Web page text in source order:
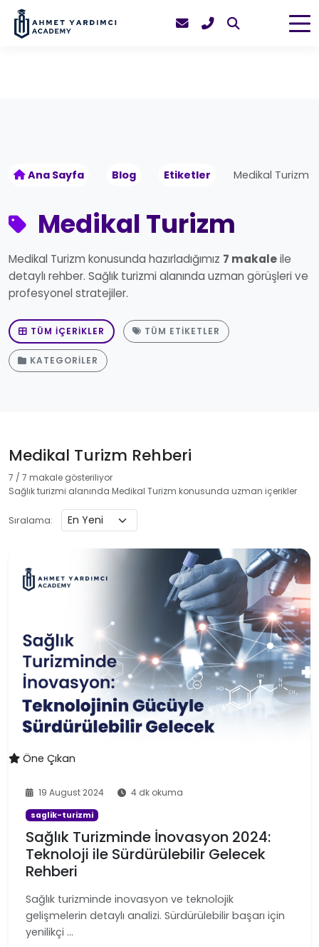
Ana Sayfa Blog Etiketler Medikal Turizm
Medikal Turizm
Medikal Turizm konusunda hazırladığımız 7 makaleile
detaylı rehber. Sağlık turizmi alanında uzman görüşleri ve
profesyonel stratejiler.
TÜM İÇERIKLER TÜM ETIKETLER
KATEGORILER
Medikal Turizm Rehberi
7 / 7 makale gösteriliyor
Sağlık turizmi alanında Medikal Turizm konusunda uzman içerikler
Sıralama:
Öne Çıkan
19 August 2024 4 dk okuma
saglik-turizmi
Sağlık Turizminde İnovasyon 2024:
Teknoloji ile Sürdürülebilir Gelecek
Rehberi
Sağlık turizminde inovasyon ve teknolojik
gelişmelerin detaylı analizi. Sürdürülebilir başarı için
yenilikçi …